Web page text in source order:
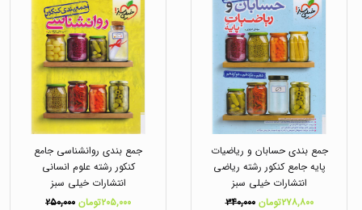
جمع بندی حسابان و ریاضیات
پایه جامع کنکور رشته ریاضی
انتشارات خیلی سبز
۲۷۸,۸۰۰تومان
۳۴۰,۰۰۰
جمع بندی روانشناسی جامع
کنکور رشته علوم انسانی
انتشارات خیلی سبز
۲۰۵,۰۰۰تومان
۲۵۰,۰۰۰